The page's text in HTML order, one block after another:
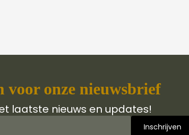
onze nieuwsbrief
laatste nieuws en updates!